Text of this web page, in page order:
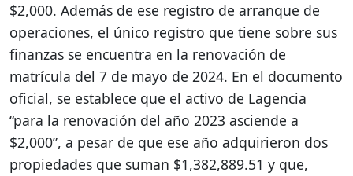
$2,000. Además de ese registro de arranque de
operaciones, el único registro que tiene sobre sus
finanzas se encuentra en la renovación de
matrícula del 7 de mayo de 2024. En el documento
oficial, se establece que el activo de Lagencia
“para la renovación del año 2023 asciende a
$2,000”, a pesar de que ese año adquirieron dos
propiedades que suman $1,382,889.51 y que,